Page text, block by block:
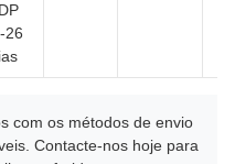
26
com os métodos de envio
Contacte-nos hoje para